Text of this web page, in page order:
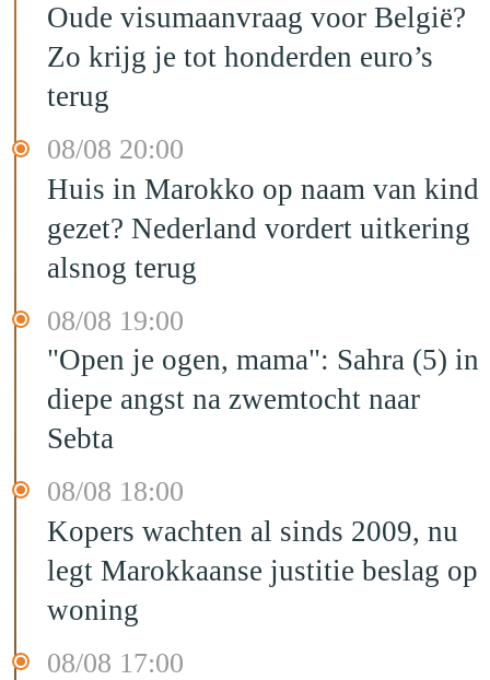
Oude visumaanvraag voor België?
Zo krijg je tot honderden euro’s
terug
08/08 20:00
Huis in Marokko op naam van kind
gezet? Nederland vordert uitkering
alsnog terug
08/08 19:00
"Open je ogen, mama": Sahra (5) in
diepe angst na zwemtocht naar
Sebta
08/08 18:00
Kopers wachten al sinds 2009, nu
legt Marokkaanse justitie beslag op
woning
08/08 17:00